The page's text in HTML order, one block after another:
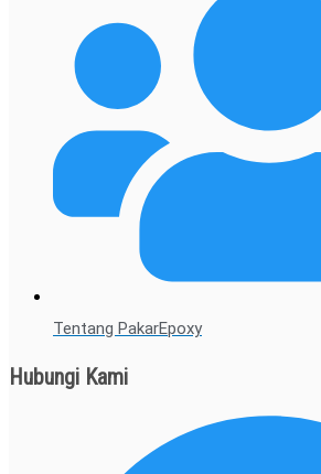
Tentang PakarEpoxy
Hubungi Kami